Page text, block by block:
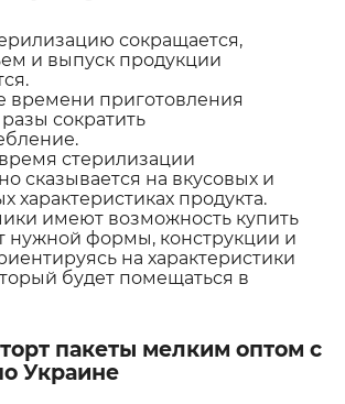
сокращается,
и выпуск продукции
приготовления
сократить
стерилизации
сказывается на вкусовых и
характеристиках продукта.
имеют возможность купить
нужной формы, конструкции и
на характеристики
будет помещаться в
пакеты мелким оптом с
Украине